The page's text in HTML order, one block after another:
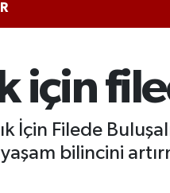
için
Filede
bilincini